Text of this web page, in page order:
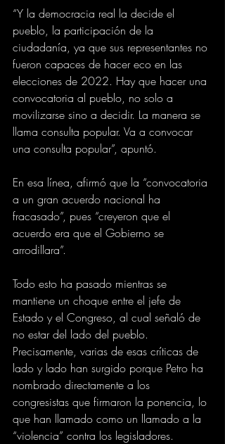
“Y la democracia real la decide el
pueblo, la participación de la
ciudadanía, ya que sus representantes no
fueron capaces de hacer eco en las
elecciones de 2022. Hay que hacer una
convocatoria al pueblo, no solo a
movilizarse sino a decidir. La manera se
llama consulta popular. Va a convocar
una consulta popular”, apuntó.
En esa línea, afirmó que la “convocatoria
a un gran acuerdo nacional ha
fracasado”, pues “creyeron que el
acuerdo era que el Gobierno se
arrodillara”.
Todo esto ha pasado mientras se
mantiene un choque entre el jefe de
Estado y el Congreso, al cual señaló de
no estar del lado del pueblo.
Precisamente, varias de esas críticas de
lado y lado han surgido porque Petro ha
nombrado directamente a los
congresistas que firmaron la ponencia, lo
que han llamado como un llamado a la
“violencia” contra los legisladores.